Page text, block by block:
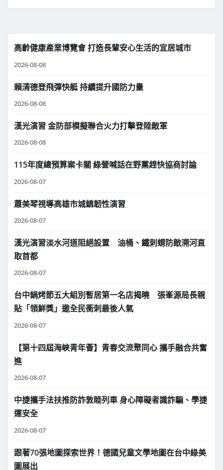
高齡健康產業博覽會 打造長輩安心生活的宜居城市
2026-08-08
賴清德登飛彈快艇 持續提升國防力量
2026-08-08
漢光演習 金防部模擬聯合火力打擊登陸敵軍
2026-08-08
115年度總預算案卡關 綠營喊話在野黨趕快協商討論
2026-08-07
蕭美琴視導高雄市城鎮韌性演習
2026-08-07
漢光演習淡水河道阻絕設置 油桶、鐵刺蝟防敵溯河直
取首都
2026-08-07
台中鍋烤節五大組別暫居第一名店揭曉 張峯源局長親
貼「領鮮獎」邀全民衝刺最後人氣
2026-08-07
【第十四屆海峽青年薈】青春交流聚同心 攜手融合共奮
進
2026-08-07
中捷攜手法扶推防詐敦睦列車 身心障礙者識詐騙、學捷
運安全
2026-08-07
跟著70張地圖探索世界！德國兒童文學地圖在台中綠美
圖展出